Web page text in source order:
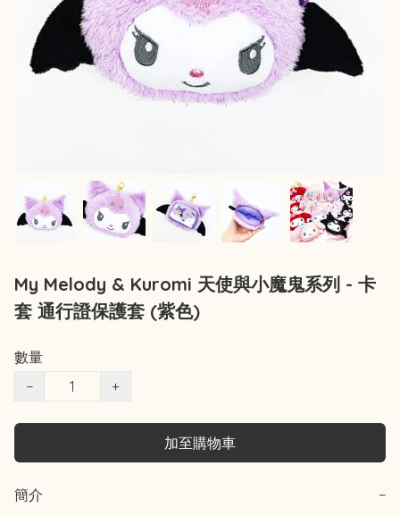
My Melody & Kuromi 天使與小魔鬼系列 - 卡
套 通行證保護套 (紫色)
數量
−
+
加至購物車
簡介 −